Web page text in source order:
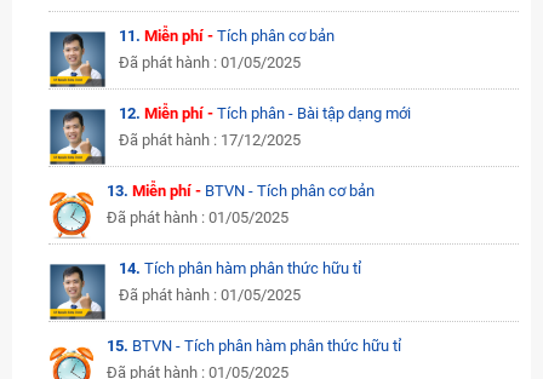
11. Miễn phí - Tích phân cơ bản
Đã phát hành : 01/05/2025
12. Miễn phí - Tích phân - Bài tập dạng mới
Đã phát hành : 17/12/2025
13.Miễn phí - BTVN - Tích phân cơ bản
Đã phát hành : 01/05/2025
14. Tích phân hàm phân thức hữu tỉ
Đã phát hành : 01/05/2025
15. BTVN - Tích phân hàm phân thức hữu tỉ
Đã phát hành : 01/05/2025